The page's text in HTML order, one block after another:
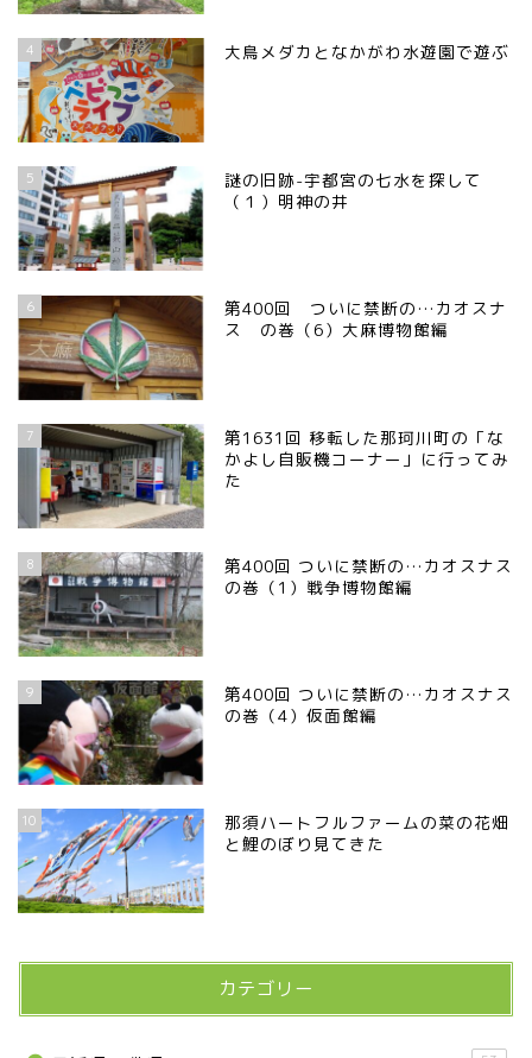
4 大鳥メダカとなかがわ水遊園で遊ぶ
5
謎の旧跡-宇都宮の七水を探して
（１）明神の井
6
第400回 ついに禁断の…カオスナ
ス の巻（6）大麻博物館編
7
第1631回 移転した那珂川町の「な
かよし自販機コーナー」に行ってみ
た
8
第400回 ついに禁断の…カオスナス
の巻（1）戦争博物館編
9
第400回 ついに禁断の…カオスナス
の巻（4）仮面館編
10
那須ハートフルファームの菜の花畑
と鯉のぼり見てきた
カテゴリー